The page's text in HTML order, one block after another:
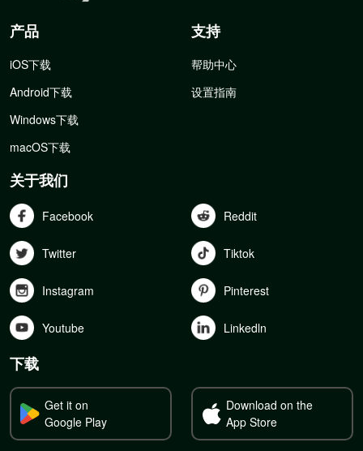
产品
iOS下载
Android下载
Windows下载
macOS下载
支持
帮助中心
设置指南
关于我们
Facebook Reddit
Twitter Tiktok
Instagram Pinterest
Youtube Linkedln
下载
Get it on
Google Play
Download on the
App Store